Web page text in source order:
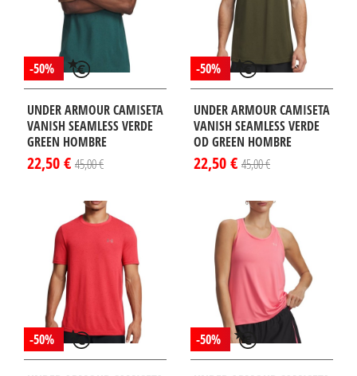
-50%
UNDER ARMOUR CAMISETA
VANISH SEAMLESS VERDE
GREEN HOMBRE
22,50 € 45,00 €
-50%
UNDER ARMOUR CAMISETA
VANISH SEAMLESS VERDE
OD GREEN HOMBRE
22,50 € 45,00 €
-50% -50%